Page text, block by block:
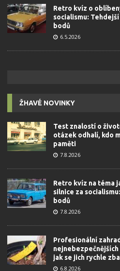
Retro kvíz o
socialismu:
bodů
6.5.2026
ŽHAVÉ NOVINKY
Test znalostí o
otázek odhalí, kdo
paměti
7.8.2026
Retro kvíz na téma
silnice za
bodů
7.8.2026
Profesionální
jak se jich rychle
6.8.2026